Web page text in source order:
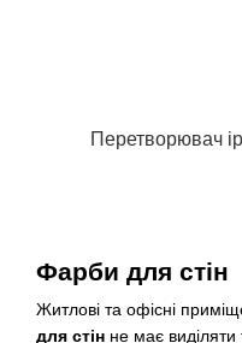
Фарби для стін
Житлові та офісні
для стін не має
Перетворювач